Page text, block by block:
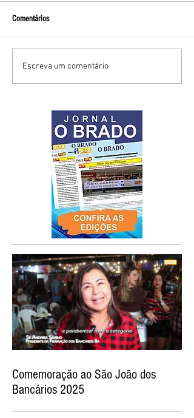
Comentários
Escreva um comentário
Comemoração ao São João dos
Bancários 2025